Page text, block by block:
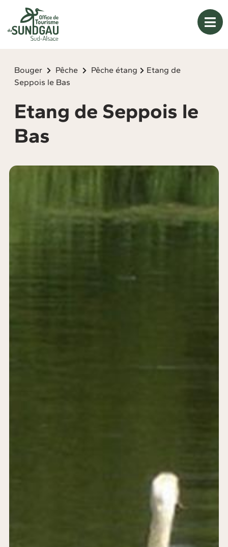
Bouger Pêche Pêche étang
Etang de
Seppois le Bas
Etang de Seppois le
Bas
Panneau de gestion des cookies